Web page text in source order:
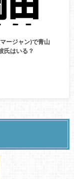
ージャン)で青山
氏はいる？